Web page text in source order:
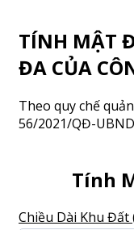
TÍNH MẬT
ĐA CỦA
Theo quy chế
56/2021/QĐ-
Tính
Chiều Dài Khu Đất